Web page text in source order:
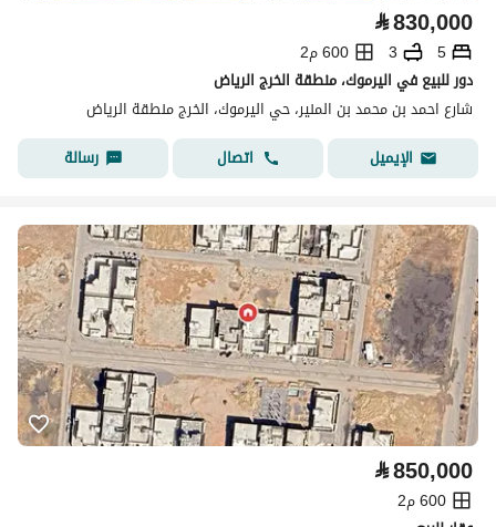
⃁830,000
5
3
600 م2
دور للبيع في اليرموك، منطقة الخرج الرياض
شارع احمد بن محمد بن المنير، حي اليرموك، الخرج منطقة الرياض
الإيميل
اتصال رسالة
⃁850,000
600 م2